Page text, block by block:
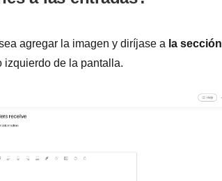
agregar la imagen y diríjase a la sección
izquierdo de la pantalla.